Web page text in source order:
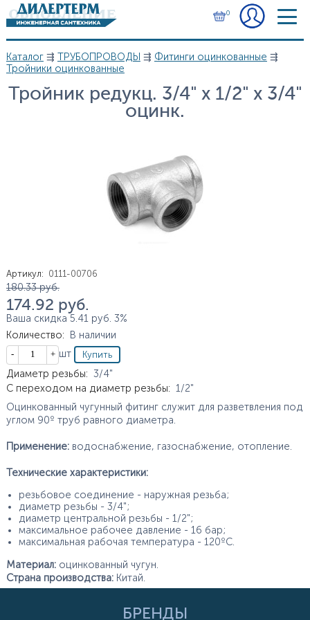
Перейти к основному содержанию
0
Вы здесь
Каталог⇶ ТРУБОПРОВОДЫ ⇶ Фитинги оцинкованные ⇶
Тройники оцинкованные
Тройник редукц. 3/4" х 1/2" х 3/4"
оцинк.
Артикул: 0111-00706
Цена
180.33 руб.
174.92 руб.
Ваша скидка 5.41 руб. 3%
Количество:
В наличии
Кол-во
шт
Характеристики
Диаметр резьбы: 3/4"
С переходом на диаметр резьбы: 1/2"
Оцинкованный чугунный фитинг служит для разветвления под
углом 90º труб равного диаметра.
Применение: водоснабжение, газоснабжение, отопление.
Технические характеристики:
резьбовое соединение - наружная резьба;
диаметр резьбы - 3/4";
диаметр центральной резьбы - 1/2";
максимальное рабочее давление - 16 бар;
максимальная рабочая температура - 120ºС.
Материал:оцинкованный чугун.
Страна производства:Китай.
БРЕНДЫ